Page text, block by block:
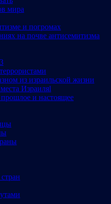
мира
и погромах
на почве антисемитизма
из израильской жизни
Израиляl
и настоящее